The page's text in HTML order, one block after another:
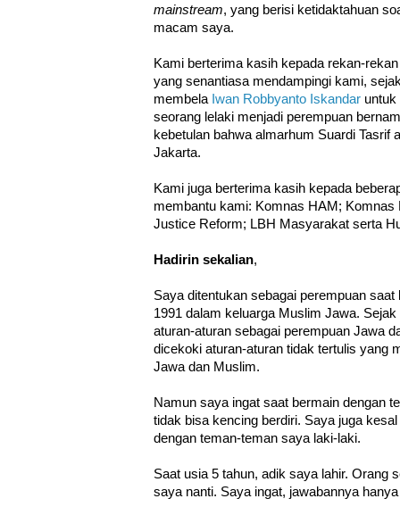
mainstream, yang berisi ketidaktahuan
macam saya.
Kami berterima kasih kepada rekan-
yang senantiasa mendampingi kami,
membela Iwan Robbyanto Iskandar untuk
seorang lelaki menjadi perempuan
kebetulan bahwa almarhum Suardi Tasrif
Jakarta.
Kami juga berterima kasih kepada
membantu kami: Komnas HAM; Komnas
Justice Reform; LBH Masyarakat serta
Hadirin sekalian,
Saya ditentukan sebagai perempuan
1991 dalam keluarga Muslim Jawa.
aturan-aturan sebagai perempuan Jawa
dicekoki aturan-aturan tidak tertulis yang
Jawa dan Muslim.
Namun saya ingat saat bermain dengan
tidak bisa kencing berdiri. Saya juga
dengan teman-teman saya laki-laki.
Saat usia 5 tahun, adik saya lahir. Orang
saya nanti. Saya ingat, jawabannya hanya